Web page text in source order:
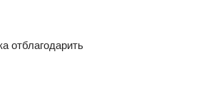
отблагодарить